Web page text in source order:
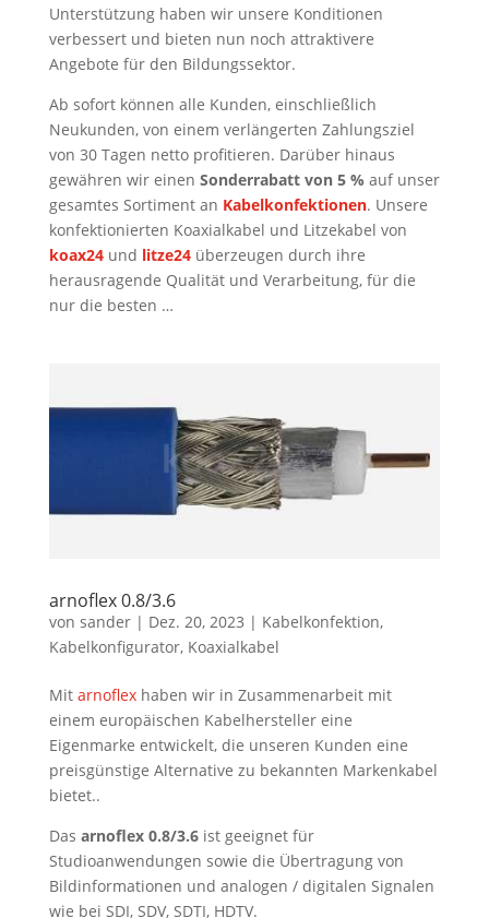
Unterstützung haben wir unsere Konditionen
verbessert und bieten nun noch attraktivere
Angebote für den Bildungssektor.
Ab sofort können alle Kunden, einschließlich
Neukunden, von einem verlängerten Zahlungsziel
von 30 Tagen netto profitieren. Darüber hinaus
gewähren wir einen Sonderrabatt von 5 % auf unser
gesamtes Sortiment an Kabelkonfektionen. Unsere
konfektionierten Koaxialkabel und Litzekabel von
koax24und litze24überzeugen durch ihre
herausragende Qualität und Verarbeitung, für die
nur die besten …
arnoflex 0.8/3.6
von sander| Dez. 20, 2023 | Kabelkonfektion,
Kabelkonfigurator, Koaxialkabel
Mit arnoflexhaben wir in Zusammenarbeit mit
einem europäischen Kabelhersteller eine
Eigenmarke entwickelt, die unseren Kunden eine
preisgünstige Alternative zu bekannten Markenkabel
bietet..
Das arnoflex 0.8/3.6ist geeignet für
Studioanwendungen sowie die Übertragung von
Bildinformationen und analogen / digitalen Signalen
wie bei SDI, SDV, SDTI, HDTV.